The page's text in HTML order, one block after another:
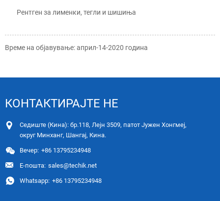
Рентген за лименки, тегли и шишиња
Време на објавување: април-14-2020 година
КОНТАКТИРАЈТЕ НЕ
Седиште (Кина): бр.118, Лејн 3509, патот Јужен Хонгмеј,
округ Минханг, Шангај, Кина.
Вечер: +86 13795234948
Е-пошта: sales@techik.net
Whatsapp: +86 13795234948